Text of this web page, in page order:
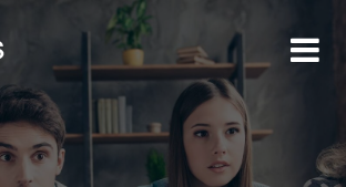
Skip
content